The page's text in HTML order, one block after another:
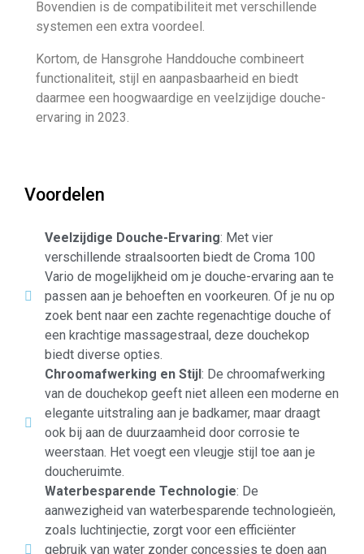
Bovendien is de compatibiliteit met verschillende
systemen een extra voordeel.
Kortom, de Hansgrohe Handdouche combineert
functionaliteit, stijl en aanpasbaarheid en biedt
daarmee een hoogwaardige en veelzijdige douche-
ervaring in 2023.
Voordelen
Veelzijdige Douche-Ervaring: Met vier
verschillende straalsoorten biedt de Croma 100
Vario de mogelijkheid om je douche-ervaring aan te
passen aan je behoeften en voorkeuren. Of je nu op
zoek bent naar een zachte regenachtige douche of
een krachtige massagestraal, deze douchekop
biedt diverse opties.
Chroomafwerking en Stijl: De chroomafwerking
van de douchekop geeft niet alleen een moderne en
elegante uitstraling aan je badkamer, maar draagt
ook bij aan de duurzaamheid door corrosie te
weerstaan. Het voegt een vleugje stijl toe aan je
doucheruimte.
Waterbesparende Technologie: De
aanwezigheid van waterbesparende technologieën,
zoals luchtinjectie, zorgt voor een efficiënter
gebruik van water zonder concessies te doen aan